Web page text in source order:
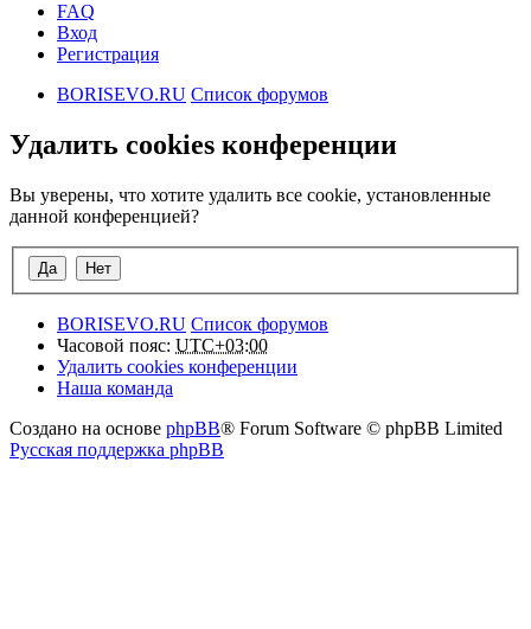
FAQ
Вход
Регистрация
BORISEVO.RU Список форумов
Удалить cookies конференции
Вы уверены, что хотите удалить все cookie, установленные
данной конференцией?
BORISEVO.RU Список форумов
Часовой пояс: UTC+03:00
Удалить cookies конференции
Наша команда
Создано на основе phpBB® Forum Software © phpBB Limited
Русская поддержка phpBB